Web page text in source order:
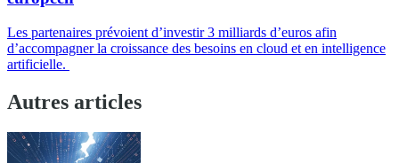
Les partenaires prévoient d’investir 3 milliards d’euros afin
d’accompagner la croissance des besoins en cloud et en intelligence
artificielle.
Autres articles